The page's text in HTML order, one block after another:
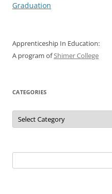
navigation
Graduation
Apprenticeship In Education:
A program ofShimer College
CATEGORIES
Categories
for: